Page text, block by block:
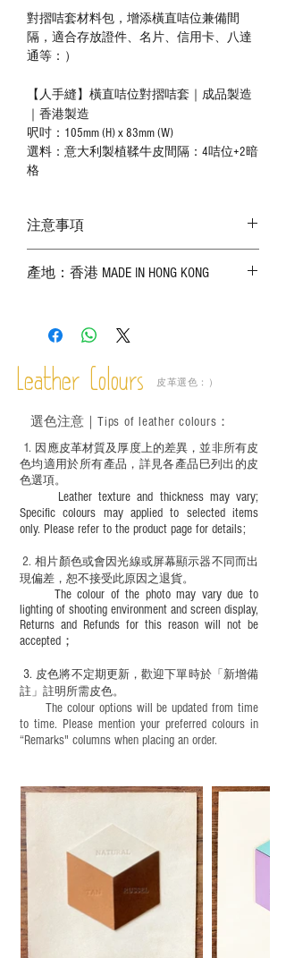
對摺咭套材料包，增添橫直咭位兼備間
隔，適合存放證件、名片、信用卡、八達
通等：）
【人手縫】橫直咭位對摺咭套｜成品製造
｜香港製造
呎吋：105mm (H) x 83mm (W)
選料：意大利製植鞣牛皮間隔：4咭位+2暗
格
注意事項
實物為準；
－ 植鞣皮革容易受環境、使用程度等產生
成後定期在皮面塗上皮革專用清潔劑及貂
鼠油等；
適合六歲以下兒童使用；六至十二歲兒童
必須由成年人陪同下使用並應小心處理。
產地：香港 MADE IN HONG KONG
Leather Colours 皮革選色：）
1. ​ 因應皮革材質及厚度上的差異，並非所有皮
色均適用於所有產品，詳見各產品巳列出的皮
色選項。
Leather texture and thickness may vary;
Specific colours may applied to selected items
only. Please refer to the product page for details;
​2.相片顏色或會因光線或屏幕顯示器不同而出
現偏差，恕不接受此原因之退貨。
The colour of the photo may vary due to
lighting of shooting environment and screen display,
Returns and Refunds for this reason will not be
accepted；
3. 皮色將不定期更新，歡迎下單時於「新增備
註」註明 所需皮色。
The colour options will be updated from time
to time. Please mention your preferred colours in
“Remarks" columns when placing an order.
選色注意｜ Tips of leather colours ：